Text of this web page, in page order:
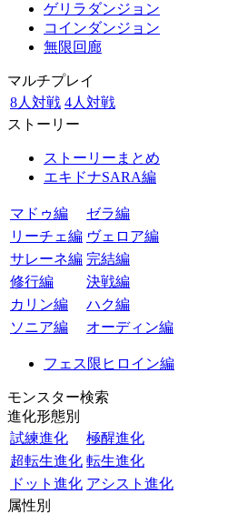
ゲリラダンジョン
コインダンジョン
無限回廊
マルチプレイ
8人対戦 4人対戦
ストーリー
ストーリーまとめ
エキドナSARA編
マドゥ編
ゼラ編
リーチェ編 ヴェロア編
サレーネ編 完結編
修行編
決戦編
カリン編
ハク編
ソニア編
オーディン編
フェス限ヒロイン編
モンスター検索
進化形態別
試練進化
極醒進化
超転生進化 転生進化
ドット進化 アシスト進化
属性別